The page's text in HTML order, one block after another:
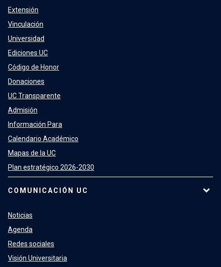
Extensión
Vinculación
Universidad
Ediciones UC
Código de Honor
Donaciones
UC Transparente
Admisión
Información Para
Calendario Académico
Mapas de la UC
Plan estratégico 2026-2030
COMUNICACIÓN UC
Noticias
Agenda
Redes sociales
Visión Universitaria